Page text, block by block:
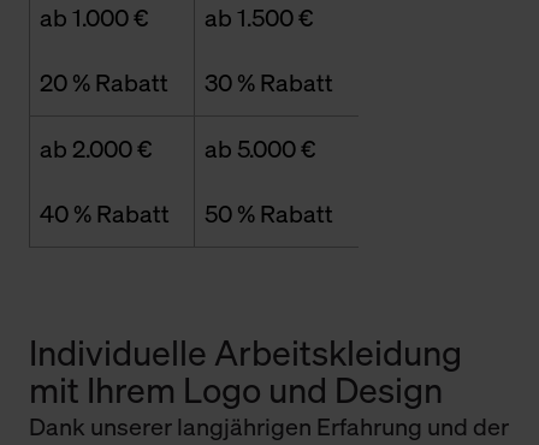
ab 1.000 €
20 % Rabatt
ab 1.500 €
30 % Rabatt
ab 2.000 €
40 % Rabatt
ab 5.000 €
50 % Rabatt
Individuelle Arbeitskleidung
mit Ihrem Logo und Design
Dank unserer langjährigen Erfahrung und der